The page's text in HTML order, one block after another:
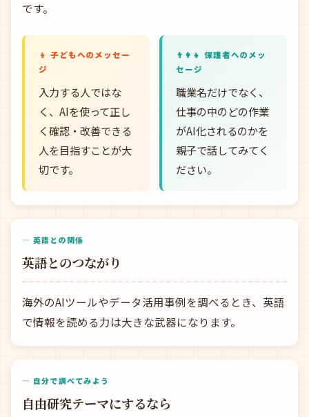
です。
👦 子どもへのメッセー
ジ
入力する人ではな
く、AIを使って正し
く確認・改善できる
人を目指すことが大
切です。
👨‍👩‍👧 保護者へのメッ
セージ
職業名だけでなく、
仕事の中のどの作業
がAI化されるのかを
親子で話してみてく
ださい。
— 英語との関係
英語とのつながり
海外のAIツールやデータ活用事例を調べるとき、英語
で情報を読める力は大きな武器になります。
— 自分で調べてみよう
自由研究テーマにするなら